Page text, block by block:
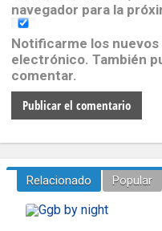
navegador para la
Notificarme los
electrónico. También
comentar.
Relacionado Popular